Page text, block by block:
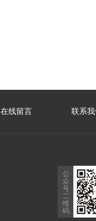
在线留言 联系
公
众
号
二
维
码